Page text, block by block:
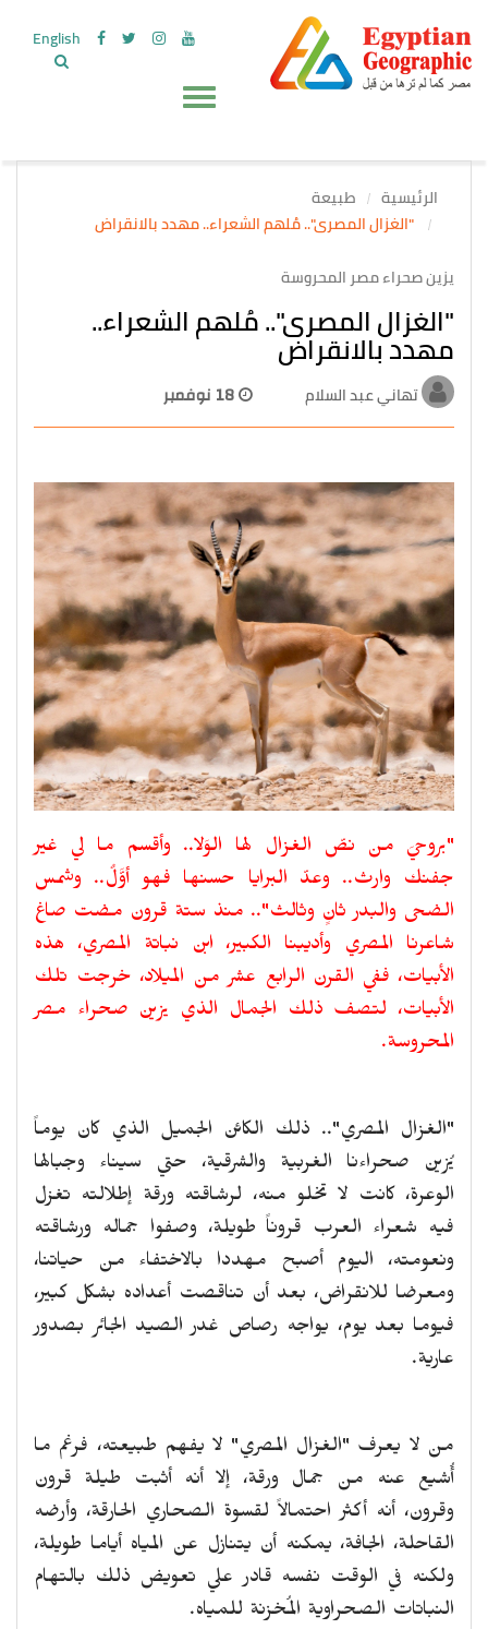
English
الرئيسية
طبيعة
"الغزال المصرى".. مُلهم الشعراء.. مهدد بالانقراض
يزين صحراء مصر المحروسة
"الغزال المصرى".. مُلهم الشعراء..
مهدد بالانقراض
تهاني عبد السلام
"بروحيَ من نصّ الغزال لها الوَلا.. وأقسم ما لي غير
جفنك وارث.. وعدّ البرايا حسنها فهو أوَّلٌ.. وشمس
الضحى والبدر ثانٍ وثالث".. منذ ستة قرون مضت صاغ
شاعرنا المصري وأديبنا الكبير، ابن نباتة المصري، هذه
الأبيات، ففي القرن الرابع عشر من الميلاد، خرجت تلك
الأبيات، لتصف ذلك الجمال الذي يزين صحراء مصر
المحروسة.
"الغزال المصري".. ذلك الكائن الجميل الذي كان يوماً
يُزين صحراءنا الغربية والشرقية، حتي سيناء وجبالها
الوعرة، كانت لا تخلو منه، لرشاقته ورقة إطلالته تغزل
فيه شعراء العرب قروناً طويلة، وصفوا جماله ورشاقته
ونعومته، اليوم أصبح مهددا بالاختفاء من حياتنا،
ومعرضا للانقراض، بعد أن تناقصت أعداده بشكل كبير،
فيوما بعد يوم، يواجه رصاص غدر الصيد الجائر بصدور
عارية.
من لا يعرف "الغزال المصري" لا يفهم طبيعته، فرغم ما
أُشيع عنه من جمال ورقة، إلا أنه أثبت طيلة قرون
وقرون، أنه أكثر احتمالاً لقسوة الصحاري الحارقة، وأرضه
القاحلة، الجافة، يمكنه أن يتنازل عن المياه أياما طويلة،
ولكنه في الوقت نفسه قادر علي تعويض ذلك بالتهام
النباتات الصحراوية المُخزنة للمياه.